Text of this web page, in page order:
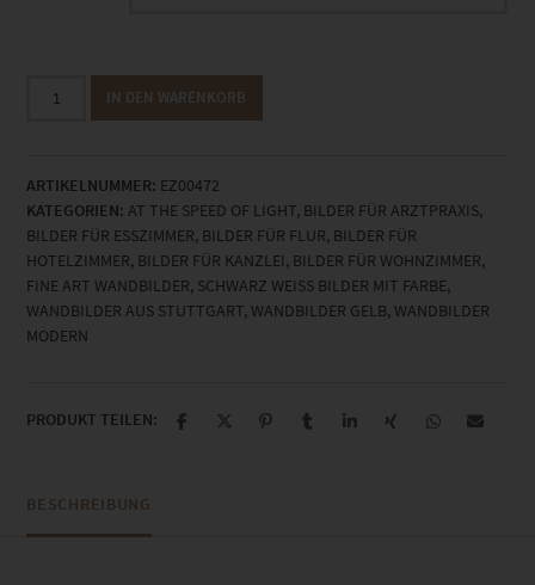
Speed
of
Light
Menge
IN DEN WARENKORB
ARTIKELNUMMER: EZ00472
KATEGORIEN: AT THE SPEED OF LIGHT, BILDER FÜR ARZTPRAXIS,
BILDER FÜR ESSZIMMER, BILDER FÜR FLUR, BILDER FÜR
HOTELZIMMER, BILDER FÜR KANZLEI, BILDER FÜR WOHNZIMMER,
FINE ART WANDBILDER, SCHWARZ WEISS BILDER MIT FARBE ,
WANDBILDER AUS STUTTGART, WANDBILDER GELB, WANDBILDER
MODERN
PRODUKT TEILEN:
BESCHREIBUNG